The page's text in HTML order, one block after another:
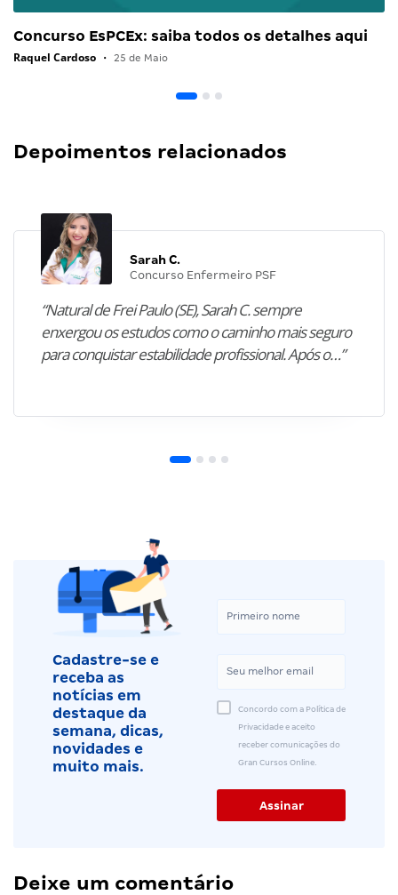
Concurso EsPCEx: saiba todos os detalhes aqui
Raquel Cardoso • 25 de Maio
Depoimentos relacionados
Sarah C.
Concurso Enfermeiro PSF
“Natural de Frei Paulo (SE), Sarah C. sempre
enxergou os estudos como o caminho mais seguro
para conquistar estabilidade profissional. Após o…”
Cadastre-se e
receba as
notícias em
destaque da
semana, dicas,
novidades e
muito mais.
Concordo com a Política de
Privacidade e aceito
receber comunicações do
Gran Cursos Online.
Deixe um comentário